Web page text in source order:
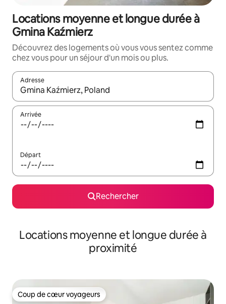
Locations moyenne et longue durée à
Gmina Kaźmierz
Découvrez des logements où vous vous sentez comme
chez vous pour un séjour d'un mois ou plus.
Adresse
Lorsque les résultats s'affichent, utilisez les flèches vers le
Arrivée
Départ
Rechercher
Locations moyenne et longue durée à
proximité
Coup de cœur voyageurs
Coup de cœur voyageurs